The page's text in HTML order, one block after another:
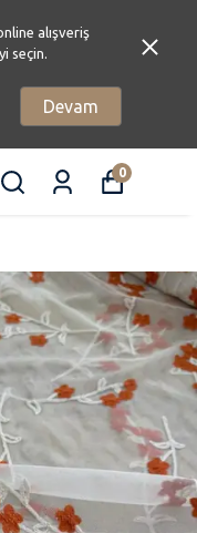
alışveriş
seçin.
Devam
0